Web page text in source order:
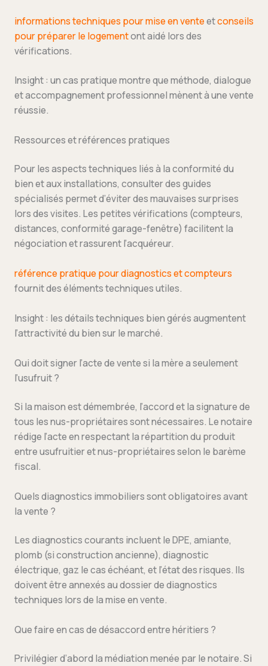
informations techniques pour mise en venteetconseils
pour préparer le logementont aidé lors des
vérifications.
Insight : un cas pratique montre que méthode, dialogue
et accompagnement professionnel mènent à une vente
réussie.
Ressources et références pratiques
Pour les aspects techniques liés à la conformité du
bien et aux installations, consulter des guides
spécialisés permet d’éviter des mauvaises surprises
lors des visites. Les petites vérifications (compteurs,
distances, conformité garage-fenêtre) facilitent la
négociation et rassurent l’acquéreur.
référence pratique pour diagnostics et compteurs
fournit des éléments techniques utiles.
Insight : les détails techniques bien gérés augmentent
l’attractivité du bien sur le marché.
Qui doit signer l’acte de vente si la mère a seulement
l’usufruit ?
Si la maison est démembrée, l’accord et la signature de
tous les nus-propriétaires sont nécessaires. Le notaire
rédige l’acte en respectant la répartition du produit
entre usufruitier et nus-propriétaires selon le barème
fiscal.
Quels diagnostics immobiliers sont obligatoires avant
la vente ?
Les diagnostics courants incluent le DPE, amiante,
plomb (si construction ancienne), diagnostic
électrique, gaz le cas échéant, et l’état des risques. Ils
doivent être annexés au dossier de diagnostics
techniques lors de la mise en vente.
Que faire en cas de désaccord entre héritiers ?
Privilégier d’abord la médiation menée par le notaire. Si